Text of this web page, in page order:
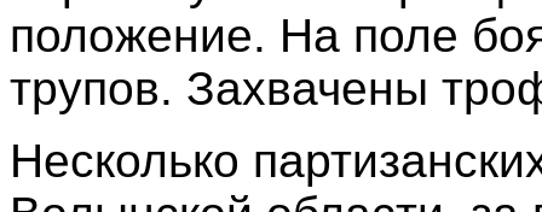
положение. На поле
трупов. Захвачены
Несколько